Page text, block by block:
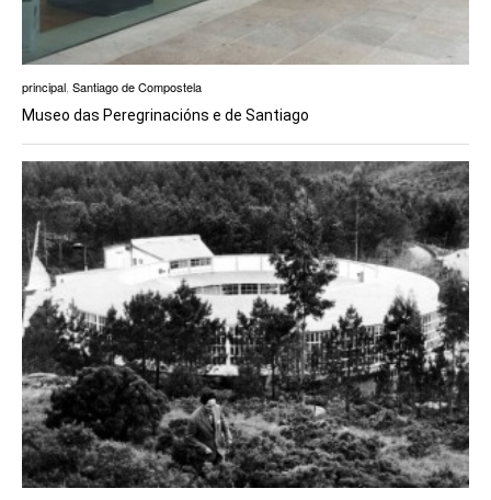
principal, Santiago de Compostela
Museo das Peregrinacións e de Santiago